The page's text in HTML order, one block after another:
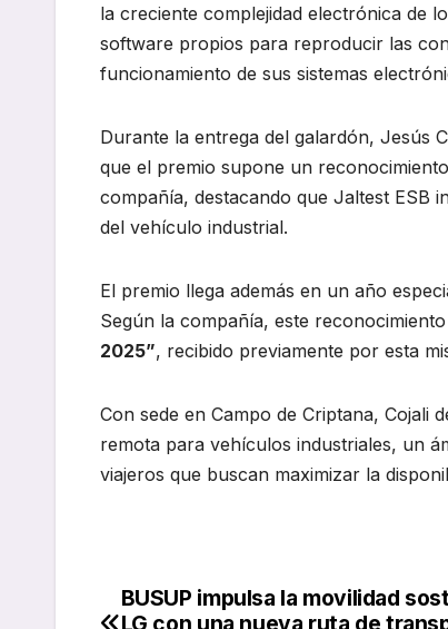
la creciente complejidad electrónica de
software propios para reproducir las
funcionamiento de sus sistemas
Durante la entrega del galardón, Jesús
que el premio supone un
compañía, destacando que Jaltest ESB
del vehículo industrial.
El premio llega además en un año
Según la compañía, este
2025”, recibido previamente por esta
Con sede en Campo de Criptana, Cojali
remota para vehículos industriales, un
viajeros que buscan maximizar la
Navegación
BUSUP impulsa la movilidad
LG con una nueva ruta de